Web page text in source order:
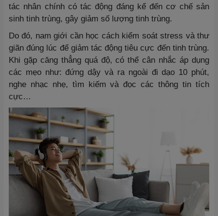
tác nhân chính có tác động đáng kể đến cơ chế sản
sinh tinh trùng, gây giảm số lượng tinh trùng.
Do đó, nam giới cần học cách kiểm soát stress và thư
giãn đúng lúc để giảm tác động tiêu cực đến tinh trùng.
Khi gặp căng thẳng quá độ, có thể cân nhắc áp dụng
các mẹo như: đứng dậy và ra ngoài đi dạo 10 phút,
nghe nhạc nhẹ, tìm kiếm và đọc các thông tin tích
cực…